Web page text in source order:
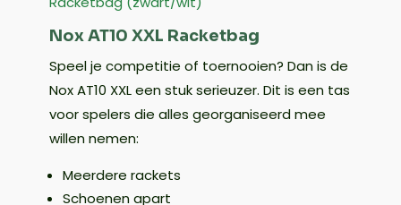
Nox AT10 XXL Racketbag
Speel je competitie of toernooien? Dan is de
Nox AT10 XXL een stuk serieuzer. Dit is een tas
voor spelers die alles georganiseerd mee
willen nemen:
Meerdere rackets
Schoenen apart